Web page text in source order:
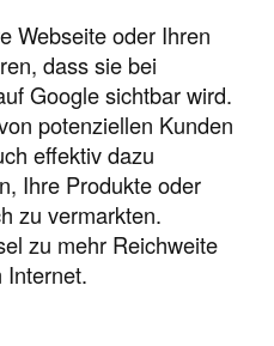
Webseite oder Ihren
dass sie bei
Google sichtbar wird.
potenziellen Kunden
effektiv dazu
Ihre Produkte oder
zu vermarkten.
zu mehr Reichweite
Internet.